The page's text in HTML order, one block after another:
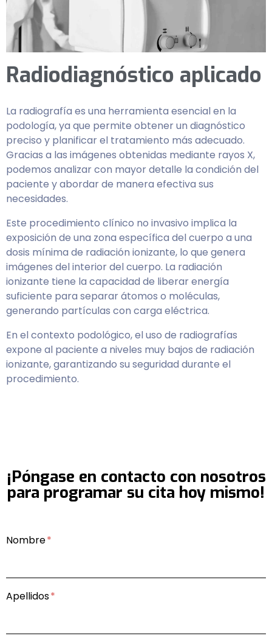
Radiodiagnóstico aplicado
La radiografía es una herramienta esencial en la
podología, ya que permite obtener un diagnóstico
preciso y planificar el tratamiento más adecuado.
Gracias a las imágenes obtenidas mediante rayos X,
podemos analizar con mayor detalle la condición del
paciente y abordar de manera efectiva sus
necesidades.
Este procedimiento clínico no invasivo implica la
exposición de una zona específica del cuerpo a una
dosis mínima de radiación ionizante, lo que genera
imágenes del interior del cuerpo. La radiación
ionizante tiene la capacidad de liberar energía
suficiente para separar átomos o moléculas,
generando partículas con carga eléctrica.
En el contexto podológico, el uso de radiografías
expone al paciente a niveles muy bajos de radiación
ionizante, garantizando su seguridad durante el
procedimiento.
¡Póngase en contacto con nosotros
para programar su cita hoy mismo!
Nombre
Apellidos